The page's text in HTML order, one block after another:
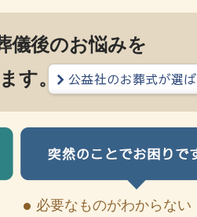
儀後のお悩みを
す。
必要なものがわからない